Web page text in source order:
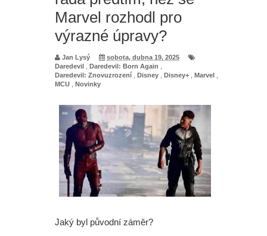
Marvel rozhodl pro
výrazné úpravy?
Jan Lysý
sobota, dubna 19, 2025
Daredevil
Daredevil: Born Again
Daredevil: Znovuzrození
Disney Disney+ Marvel
MCU
Novinky
Jaký byl původní záměr?